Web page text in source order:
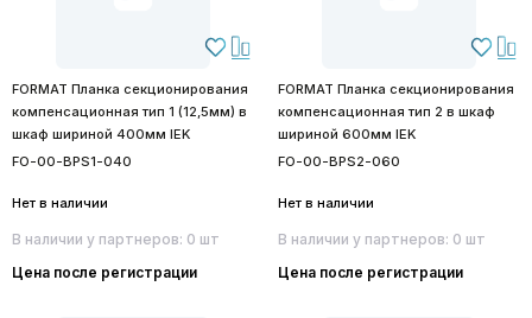
FORMAT Планка секционирования
компенсационная тип 1 (12,5мм) в
шкаф шириной 400мм IEK
FO-00-BPS1-040
Нет в наличии
В наличии у партнеров: 0 шт
Цена после регистрации
FORMAT Планка секционирования
компенсационная тип 2 в шкаф
шириной 600мм IEK
FO-00-BPS2-060
Нет в наличии
В наличии у партнеров: 0 шт
Цена после регистрации